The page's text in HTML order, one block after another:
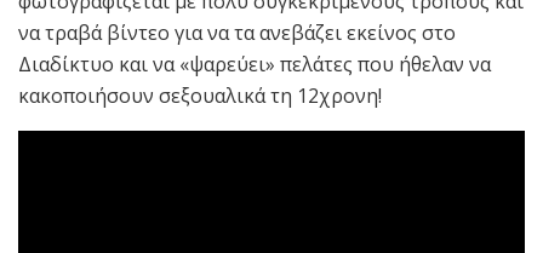
να τραβά βίντεο για να τα ανεβάζει εκείνος στο
Διαδίκτυο και να «ψαρεύει» πελάτες που ήθελαν να
κακοποιήσουν σεξουαλικά τη 12χρονη!